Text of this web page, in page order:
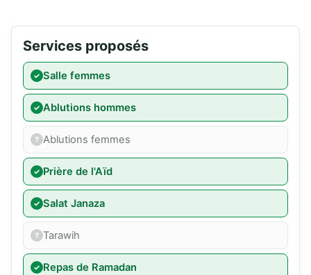
Services proposés
Salle femmes
Ablutions hommes
Ablutions femmes
Prière de l'Aïd
Salat Janaza
Tarawih
Repas de Ramadan